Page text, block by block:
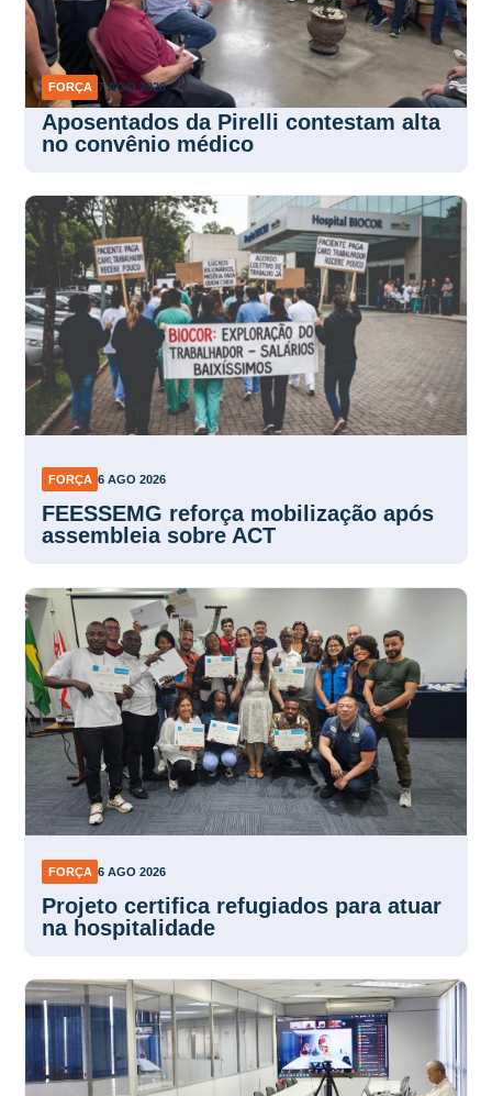
FORÇA 7 AGO 2026
Aposentados da Pirelli contestam alta
no convênio médico
FORÇA 6 AGO 2026
FEESSEMG reforça mobilização após
assembleia sobre ACT
FORÇA 6 AGO 2026
Projeto certifica refugiados para atuar
na hospitalidade